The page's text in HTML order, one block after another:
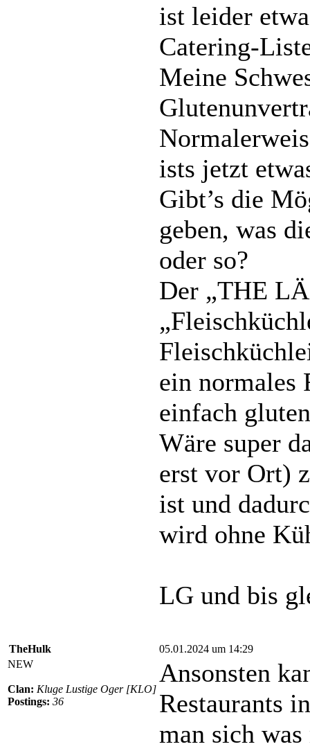
ist leider
Catering-
Meine
ists jetzt
Gibt’s die
geben, was
oder so?
Der „THE
ein normales
einfach
Wäre super
erst vor Ort)
ist und
wird ohne
LG und bis
TheHulk
05.01.2024 um 14:29
NEW
Clan: Kluge Lustige Oger [KLO]
Postings: 36
Ansonsten
Restaurants
man sich